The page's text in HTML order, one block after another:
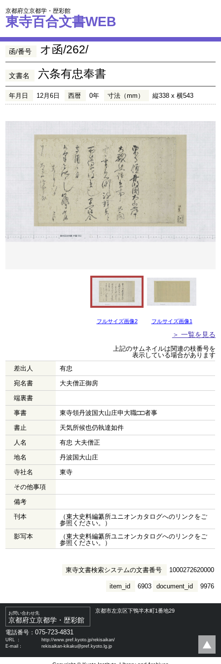
京都府立京都学・歴彩館
東寺百合文書WEB
函/番号 オ函/262/
文書名 六条有忠奉書
年月日 12月6日 西暦 0年 寸法（mm） 縦338 x 横543
フルサイズ画像2 フルサイズ画像1
＞ 一覧を見る
上記のサムネイルは関連の枝番号を
表示している場合があります
差出人
有忠
宛名書
大夫僧正御房
端裏書
事書
東寺領丹波国大山庄申大職□□者事
書止
天気所候也仍執達如件
人名
有忠 大夫僧正
地名
丹波国大山庄
寺社名
東寺
その他事項
備考
刊本
（東大史料編纂所ユニオンカタログへのリンクをご
参照ください。）
影写本
（東大史料編纂所ユニオンカタログへのリンクをご
参照ください。）
東寺文書検索システムの文書番号 1000272620000
document_id 9976
item_id 6903
お問い合わせ先
京都府立京都学・歴彩館
京都市左京区下鴨半木町1番地29
電話番号：075-723-4831
URL ：
http://www.pref.kyoto.jp/rekisaikan/
E-mail：
rekisaikan-kikaku@pref.kyoto.lg.jp